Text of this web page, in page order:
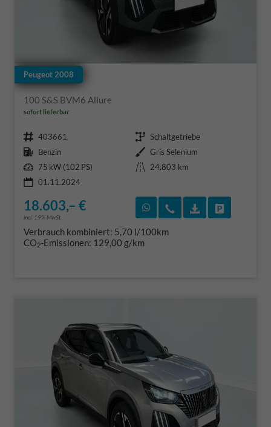
Peugeot 2008
100 S&S BVM6 Allure
sofort lieferbar
Fahrzeugnr. 403661 Getriebe Schaltgetriebe
Kraftstoff Benzin Außenfarbe Gris Selenium
Leistung 75 kW (102 PS) Kilometerstand
24.803 km
01.11.2024
18.603,– €
incl. 19% MwSt.
Rückruf vereinbaren
Wir rufen Sie an
Verbrauch kombiniert: 5,70 l/100km
CO2-Emissionen: 129,00 g/km